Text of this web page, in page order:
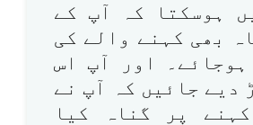
ہوسکتا کہ آپ کے
بھی کہنے والے کی
اور آپ اس
دیے جائیں کہ آپ نے
پر گناہ کیا